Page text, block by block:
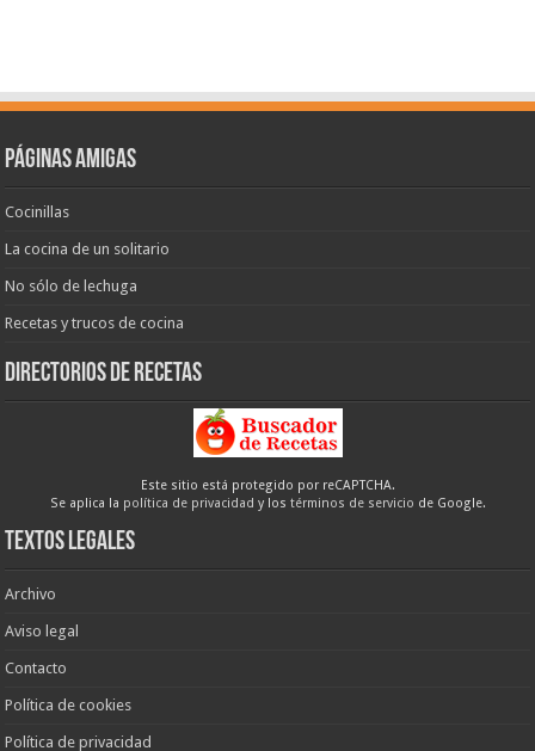
Páginas amigas
Cocinillas
La cocina de un solitario
No sólo de lechuga
Recetas y trucos de cocina
Directorios de recetas
Este sitio está protegido por reCAPTCHA.
Se aplica la política de privacidad y los términos de servicio de Google.
Textos legales
Archivo
Aviso legal
Contacto
Política de cookies
Política de privacidad